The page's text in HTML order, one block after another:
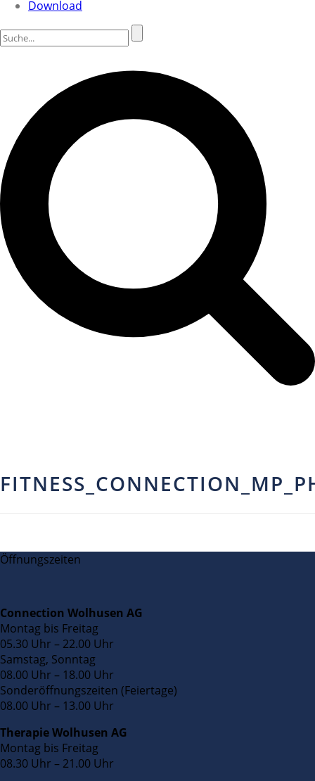
Download
Öffnungszeiten
Connection Wolhusen AG
Montag bis Freitag
05.30 Uhr – 22.00 Uhr
Samstag, Sonntag
08.00 Uhr – 18.00 Uhr
Sonderöffnungszeiten (Feiertage)
08.00 Uhr – 13.00 Uhr
Therapie Wolhusen AG
Montag bis Freitag
08.30 Uhr – 21.00 Uhr